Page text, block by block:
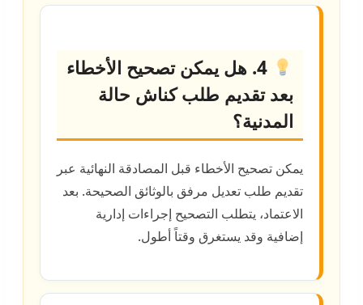
4. هل يمكن تصحيح الأخطاء
بعد تقديم طلب كناش حالة
المدنية؟
يمكن تصحيح الأخطاء قبل المصادقة النهائية عبر
تقديم طلب تعديل مرفق بالوثائق الصحيحة. بعد
الاعتماد، يتطلب التصحيح إجراءات إدارية
إضافية وقد يستغرق وقتاً أطول.